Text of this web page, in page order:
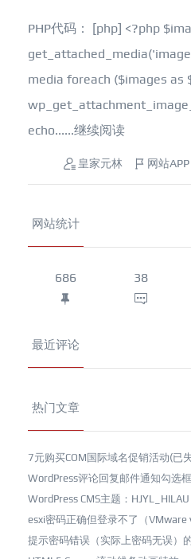
PHP代码： [php] <?php
media foreach ($images as
echo......继续阅读
皇家元林 网站APP
网站统计
686 38
最近评论
热门文章
7元购买COM国际域名促销活动(已
WordPress评论回复邮件通知勾选
WordPress CMS主题：
esxi密码正确但登录不了（VMware
提示密码错误（实际上密码无误）